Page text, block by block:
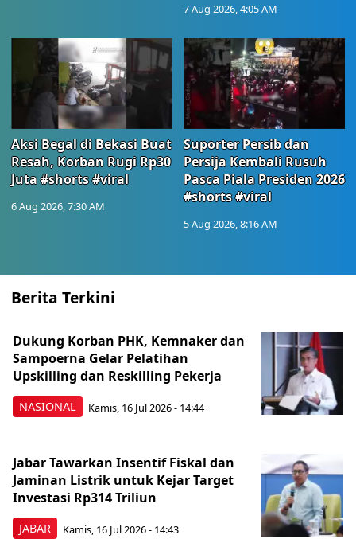
7 Aug 2026, 4:05 AM
Aksi Begal di Bekasi Buat
Resah, Korban Rugi Rp30
Juta #shorts #viral
6 Aug 2026, 7:30 AM
Suporter Persib dan
Persija Kembali Rusuh
Pasca Piala Presiden 2026
#shorts #viral
5 Aug 2026, 8:16 AM
Berita Terkini
NASIONAL
Dukung Korban PHK, Kemnaker dan
Sampoerna Gelar Pelatihan
Upskilling dan Reskilling Pekerja
Kamis, 16 Jul 2026 - 14:44
JABAR
Jabar Tawarkan Insentif Fiskal dan
Jaminan Listrik untuk Kejar Target
Investasi Rp314 Triliun
Kamis, 16 Jul 2026 - 14:43